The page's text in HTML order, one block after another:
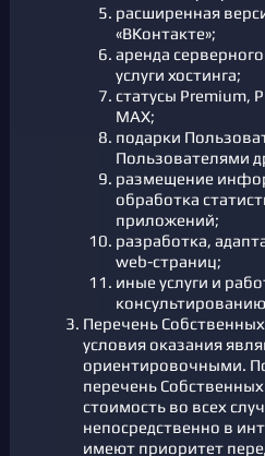
расширенная
«ВКонтакте»;
аренда
услуги хостинга;
статусы Premium,
MAX;
подарки
Пользователями
размещение
обработка
приложений;
разработка,
web-страниц;
иные услуги и
Перечень Собственных
условия оказания
ориентировочными.
перечень Собственных
стоимость во всех
непосредственно в
имеют приоритет